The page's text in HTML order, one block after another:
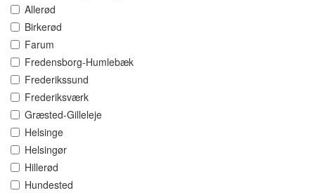
Allerød
Birkerød
Farum
Fredensborg-Humlebæk
Frederikssund
Frederiksværk
Græsted-Gilleleje
Helsinge
Helsingør
Hillerød
Hundested